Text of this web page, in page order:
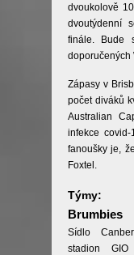
dvoukolově
dvoutýdenní
finále. Bude
doporučených
Zápasy v
počet diváků
Australian
infekce
fanoušky je,
Foxtel.
Týmy:
Brumbies
Sídlo
stadion